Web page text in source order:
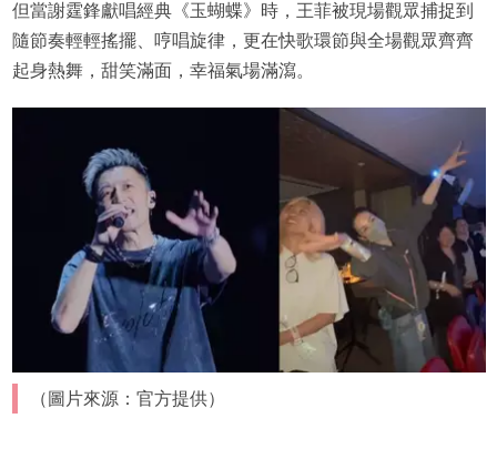
但當謝霆鋒獻唱經典《玉蝴蝶》時，王菲被現場觀眾捕捉到
隨節奏輕輕搖擺、哼唱旋律，更在快歌環節與全場觀眾齊齊
起身熱舞，甜笑滿面，幸福氣場滿瀉。
（圖片來源：官方提供）